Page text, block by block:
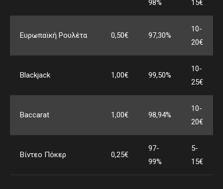
98%
15€
Ευρωπαϊκή Ρουλέτα 0,50€ 97,30%
10-
20€
Blackjack 1,00€ 99,50%
10-
25€
Baccarat 1,00€ 98,94%
10-
20€
Βίντεο Πόκερ 0,25€
97-
99%
5-
15€